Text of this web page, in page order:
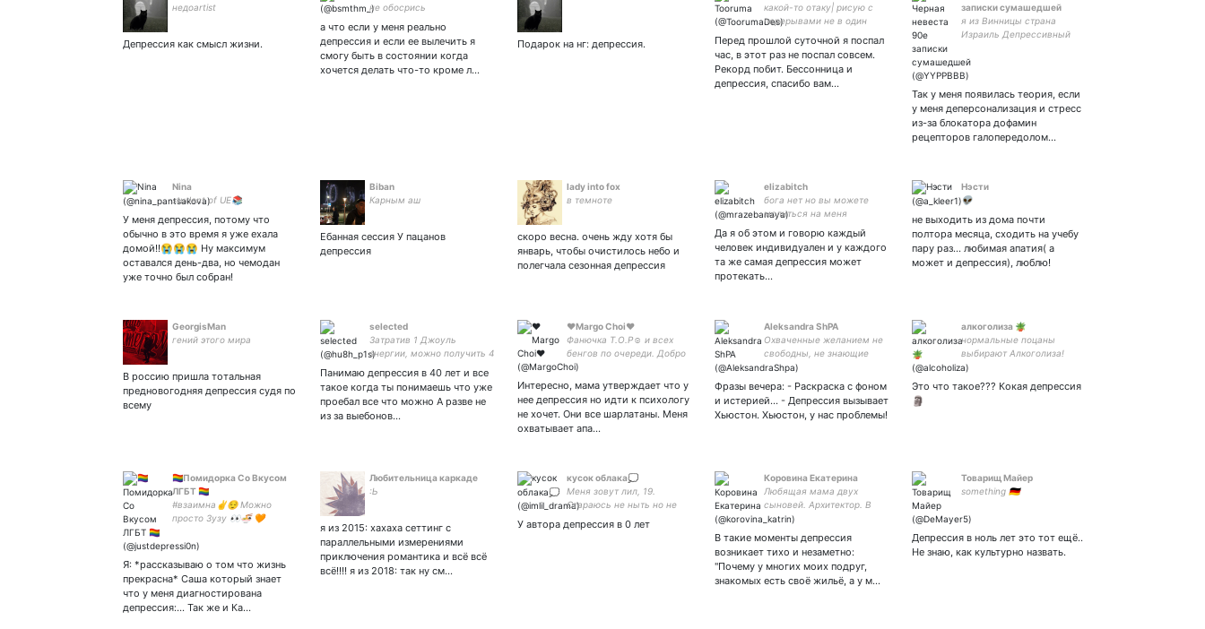
недоartist
Депрессия как смысл жизни.
не обосрись
а что если у меня реально
депрессия и если ее вылечить я
смогу быть в состоянии когда
хочется делать что-то кроме л…
Подарок на нг: депрессия.
какой-то отаку| рисую с
перерывами не в один
Перед прошлой суточной я поспал
час, в этот раз не поспал совсем.
Рекорд побит. Бессонница и
депрессия, спасибо вам…
записки сумашедшей
я из Винницы страна
Израиль Депрессивный
Израиль в залатую осень
2000го.
Так у меня появилась теория, если
у меня деперсонализация и стресс
из-за блокатора дофамин
рецепторов галопередолом…
Nina
student of UE📚
У меня депрессия, потому что
обычно в это время я уже ехала
домой!!😭😭😭 Ну максимум
оставался день-два, но чемодан
уже точно был собран!
Biban
Карным аш
Ебанная сессия У пацанов
депрессия
lady into fox
в темноте
скоро весна. очень жду хотя бы
январь, чтобы очистилось небо и
полегчала сезонная депрессия
elizabitch
бога нет но вы можете
молиться на меня
Да я об этом и говорю каждый
человек индивидуален и у каждого
та же самая депрессия может
протекать…
Нэсти
👽
не выходить из дома почти
полтора месяца, сходить на учебу
пару раз... любимая апатия( а
может и депрессия), люблю!
GeorgisMan
гений этого мира
В россию пришла тотальная
предновогодняя депрессия судя по
всему
selected
Затратив 1 Джоуль
энергии, можно получить 4
4 кВт. Добавленная
энергия - это энергия
давления окружающей
среды.
Панимаю депрессия в 40 лет и все
такое когда ты понимаешь что уже
проебал все что можно А разве не
из за выебонов…
❤Margo Choi❤
Фанючка T.O.P☺ и всех
бенгов по очереди. Добро
пожаловать в мой гарем
Интересно, мама утверждает что у
нее депрессия но идти к психологу
не хочет. Они все шарлатаны. Меня
охватывает апа…
Aleksandra ShPA
Охваченные желанием не
свободны, не знающие
желания - не свободны
Фразы вечера: - Раскраска с фоном
и истерией... - Депрессия вызывает
Хьюстон. Хьюстон, у нас проблемы!
алкоголиза 🪴
нормальные поцаны
выбирают Алкоголиза!
Это что такое??? Кокая депрессия
🗿
🏳️‍🌈Помидорка Со Вкусом
ЛГБТ 🏳️‍🌈
#взаимна✌️😌 Mожно
просто Зузу 👀🍜 🧡
аниме 🧡 💥ломаю кости🦴
меняю носки💥 влюблена в
👉👈🥺❤️
Я: *рассказываю о том что жизнь
прекрасна* Саша который знает
что у меня диагностирована
депрессия:... Так же и Ка…
Любительница каркаде
:Ь
я из 2015: хахаха сеттинг с
параллельными измерениями
приключения романтика и всё всё
всё!!!! я из 2018: так ну см…
кусок облака💭
Меня зовут лил, 19.
Стараюсь не ныть но не
У автора депрессия в 0 лет
Коровина Екатерина
Любящая мама двух
сыновей. Архитектор. В
свободное время пишу
романы. Когда построю
себе дом, тогда начну
выпускать произведения...
В такие моменты депрессия
возникает тихо и незаметно:
"Почему у многих моих подруг,
знакомых есть своё жильё, а у м…
Товарищ Майер
something 🇩🇪
Депрессия в ноль лет это тот ещё..
Не знаю, как культурно назвать.